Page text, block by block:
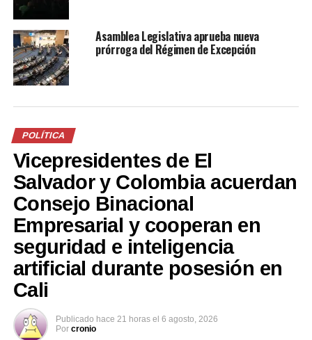
Juan José Martel sobre
gabinete de Bukele: Si se
dicen los nombres ahora van
1 abril, 2019
En «Nacionales»
RELATED TOPICS: CD DIPUTADO DIPUTADOS
EE.UU.
JUAN JOSÉ MARTEL
UP NEXT
José Urbina: “Voy a llegar a la Asamblea sin ningún
compromiso moral con nadie, porque no llevo
financistas en este esfuerzo”
DON'T MISS
Plan Control Territorial continúa dando resultados en el
combate a la delincuencia durante los primeros días del
2021
Asamblea Legislativa aprueba nueva
prórroga del Régimen de Excepción
POLÍTICA
Vicepresidentes de El
Salvador y Colombia acuerdan
Consejo Binacional
Empresarial y cooperan en
seguridad e inteligencia
artificial durante posesión en
Cali
Publicado hace 21 horas el 6 agosto, 2026
Por cronio